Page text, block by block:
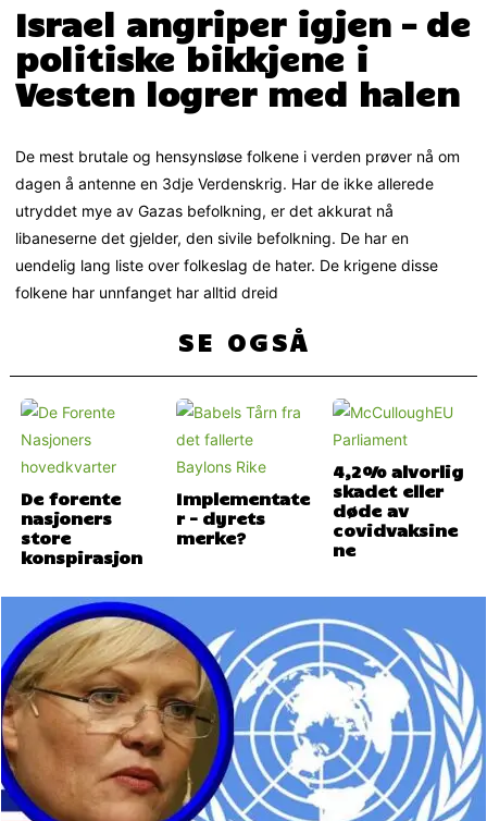
Israel angriper igjen – de
politiske bikkjene i
Vesten logrer med halen
De mest brutale og hensynsløse folkene i verden prøver nå om
dagen å antenne en 3dje Verdenskrig. Har de ikke allerede
utryddet mye av Gazas befolkning, er det akkurat nå
libaneserne det gjelder, den sivile befolkning. De har en
uendelig lang liste over folkeslag de hater. De krigene disse
folkene har unnfanget har alltid dreid
SE OGSÅ
De forente
nasjoners
store
konspirasjon
Implementate
r – dyrets
merke?
4,2% alvorlig
skadet eller
døde av
covidvaksine
ne